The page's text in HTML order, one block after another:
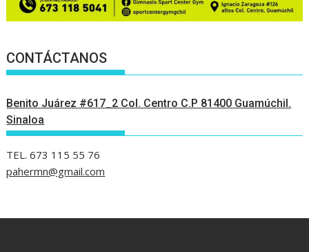
CONTÁCTANOS
Benito Juárez #617_2 Col. Centro C.P 81400 Guamúchil.
Sinaloa
TEL. 673 115 55 76
pahermn@gmail.com